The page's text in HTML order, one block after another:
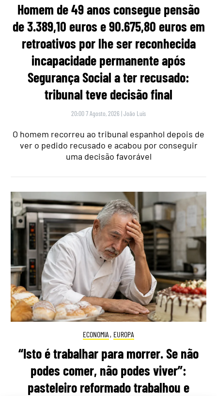
Homem de 49 anos consegue pensão
de 3.389,10 euros e 90.675,80 euros em
retroativos por lhe ser reconhecida
incapacidade permanente após
Segurança Social a ter recusado:
tribunal teve decisão final
20:00 7 Agosto, 2026 |João Luís
O homem recorreu ao tribunal espanhol depois de
ver o pedido recusado e acabou por conseguir
uma decisão favorável
ECONOMIA , EUROPA
“Isto é trabalhar para morrer. Se não
podes comer, não podes viver”:
pasteleiro reformado trabalhou e